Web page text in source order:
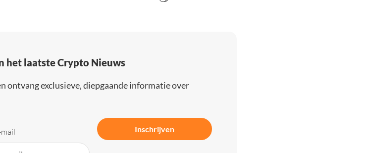
het laatste Crypto Nieuws
ontvang exclusieve, diepgaande informatie over
Inschrijven